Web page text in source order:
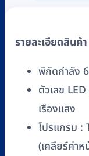
(TM-
Series)
6000
g
0.1
รายละเอียดสินค้า
พิกัดกำลัง
ตัวเลข
เรืองแสง
โปรแกรม :
(เคลียร์ค่า